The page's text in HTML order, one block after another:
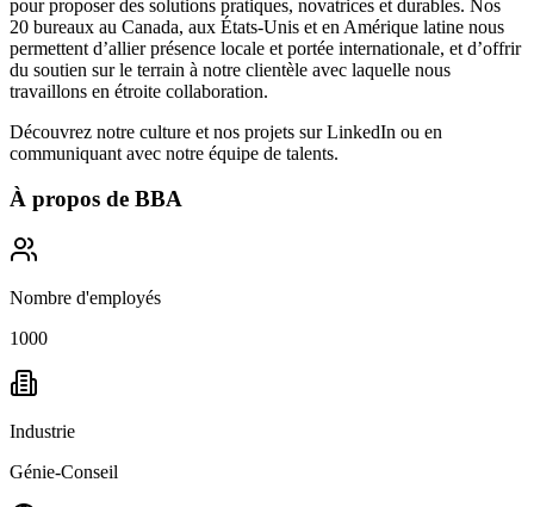
pour proposer des solutions pratiques, novatrices et durables. Nos
20 bureaux au Canada, aux États-Unis et en Amérique latine nous
permettent d’allier présence locale et portée internationale, et d’offrir
du soutien sur le terrain à notre clientèle avec laquelle nous
travaillons en étroite collaboration.
Découvrez notre culture et nos projets surLinkedIn ou en
communiquant avec notre équipe de talents.
À propos de BBA
Nombre d'employés
1000
Industrie
Génie-Conseil